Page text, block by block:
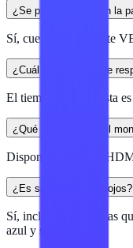
¿Se puede montar en la
Sí, cuenta con soporte
¿Cuál es el tiempo de
El tiempo de respuesta
¿Qué puertos tiene el
Dispone de puertos
¿Es seguro para los ojos?
Sí, incluye tecnologías
azul y sin parpadeo.